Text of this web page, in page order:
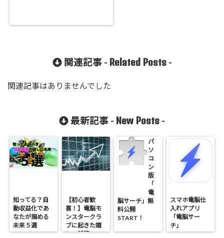
関連記事 - Related Posts-
関連記事はありませんでした
最新記事 - New Posts -
知ってる？自
動収益化であ
なたが掴める
未来５選
【初心者歓
喜！】電脳モ
ンスタークラ
ブに起きた嬉
しい誤算
パ
ソ
コ
ン
版
「
電
脳サーチ」無
料公開
START！
スマホ電脳仕
入れアプリ
「電脳サー
チ」